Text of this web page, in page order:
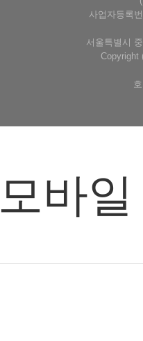
사업자등록
서울특별시
Copyright
모바